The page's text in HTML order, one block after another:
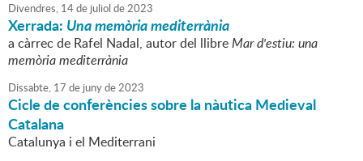
Divendres, 14de juliol de2023
Xerrada: Una memòria mediterrània
a càrrec de Rafel Nadal, autor del llibreMar d'estiu: una
memòria mediterrània
Dissabte, 17 de junyde2023
Cicle de conferències sobre la nàutica Medieval
Catalana
Catalunya i el Mediterrani